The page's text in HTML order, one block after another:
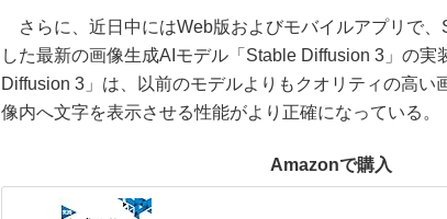
さらに、近日中にはWeb版およびモバイルアプリで、
した最新の画像生成AIモデル「Stable Diffusion 3」の実
Diffusion 3」は、以前のモデルよりもクオリティの高い
像内へ文字を表示させる性能がより正確になっている。
Amazonで購入